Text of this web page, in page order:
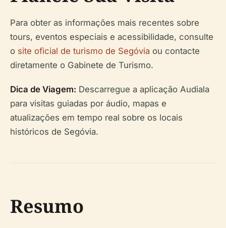
Para obter as informações mais recentes sobre
tours, eventos especiais e acessibilidade, consulte
o site oficial de turismo de Segóvia ou contacte
diretamente o Gabinete de Turismo.
Dica de Viagem: Descarregue a aplicação Audiala
para visitas guiadas por áudio, mapas e
atualizações em tempo real sobre os locais
históricos de Segóvia.
Resumo